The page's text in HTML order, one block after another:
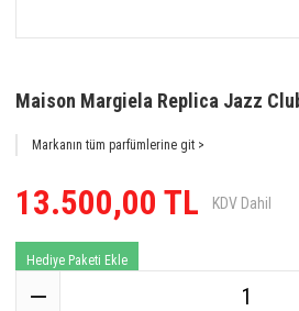
Maison Margiela Replica Jazz
Markanın tüm parfümlerine git >
13.500,00 TL KDV Dahil
Hediye Paketi Ekle